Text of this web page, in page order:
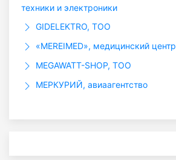
техники и электроники
GIDELEKTRO, ТОО
«MEREIMED», медицинский центр
MEGAWATT-SHOP, ТОО
МЕРКУРИЙ, авиаагентство